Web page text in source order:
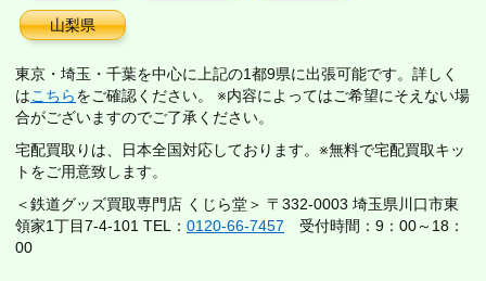
山梨県
東京・埼玉・千葉を中心に上記の1都9県に出張可能です。詳しく
はこちらをご確認ください。 ※内容によってはご希望にそえない場
合がございますのでご了承ください。
宅配買取りは、日本全国対応しております。※無料で宅配買取キッ
トをご用意致します。
＜鉄道グッズ買取専門店 くじら堂＞ 〒332-0003 埼玉県川口市東
領家1丁目7-4-101 TEL： 0120-66-7457 受付時間：9：00～18：
00